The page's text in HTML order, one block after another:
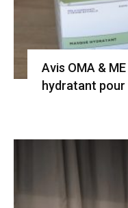
Avis OMA &
hydratant pour